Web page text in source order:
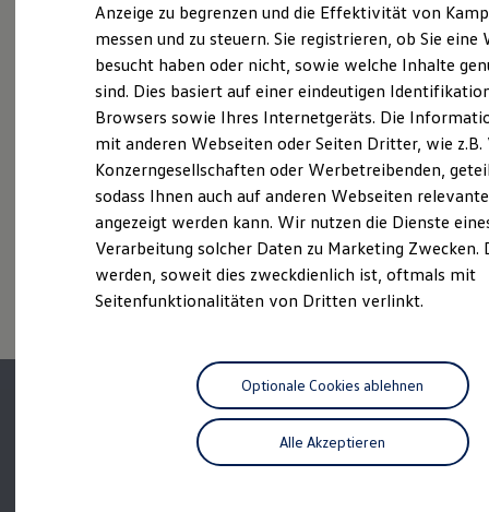
Economy Service
Räder & Reifen Service
Ersatzfahrzeuge
Notdienst und Pannenhilfe
Software, Konnektivität & Apps
California App
VW Connect für Ihren ID. Buzz
VW Connect für Ihren Transporter/Caravelle
VW Connect für Ihren Amarok
VW Connect für andere Modelle
Connect Pro
Fleet Interface Data
Multistop Pathfinder
Übersicht Software Updates
Hilfreiches für Besitzer
Kurzfahrprofile und Ölverdünnung
Batterieverordnung
XTL-Dieselkraftstoff
Ersatzteile und Betriebsflüssigkeiten
Original Zubehör und Lifestyle Produkte
Vergleichszwecken zwischen den verschiedenen
und Zubehör (Anbauteile, Reifenformat usw.) können relevante
Gewicht, Rollwiderstand und Aerodynamik verändern und
Verkehrsbedingungen sowie dem individuellen Fahrverhalten
den Stromverbrauch, die CO₂-Emissionen und die
beeinflussen.
Weitere Informationen zum offiziellen Kraftstoffverbrauch und
spezifischen CO₂-Emissionen neuer Personenkraftwagen
den Kraftstoffverbrauch, die CO₂-Emissionen und den
Personenkraftwagen“ entnommen werden, der an allen
Deutsche Automobil Treuhand GmbH, Hellmuth-Hirth-Str. 1, D-
www.dat.de/co2 erhältlich ist.
Anzeige zu begrenzen und die Effektivität von
messen und zu steuern. Sie registrieren, ob Sie eine
besucht haben oder nicht, sowie welche Inhalte
sind. Dies basiert auf einer eindeutigen
Browsers sowie Ihres Internetgeräts. Die
mit anderen Webseiten oder Seiten Dritter, wie z.B.
Konzerngesellschaften oder Werbetreibenden,
sodass Ihnen auch auf anderen Webseiten
angezeigt werden kann. Wir nutzen die Dienste
Verarbeitung solcher Daten zu Marketing Zwecken.
werden, soweit dies zweckdienlich ist, oftmals mit
Seitenfunktionalitäten von Dritten verlinkt.
Alle Akzeptieren
Optionale Cookies ablehnen